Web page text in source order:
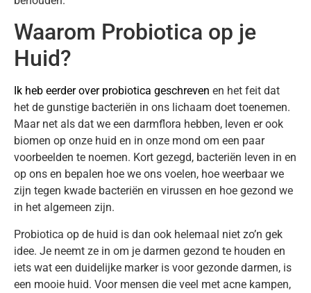
Waarom Probiotica op je
Huid?
Ik heb eerder over probiotica geschreven en het feit dat
het de gunstige bacteriën in ons lichaam doet toenemen.
Maar net als dat we een darmflora hebben, leven er ook
biomen op onze huid en in onze mond om een paar
voorbeelden te noemen. Kort gezegd, bacteriën leven in en
op ons en bepalen hoe we ons voelen, hoe weerbaar we
zijn tegen kwade bacteriën en virussen en hoe gezond we
in het algemeen zijn.
Probiotica op de huid is dan ook helemaal niet zo’n gek
idee. Je neemt ze in om je darmen gezond te houden en
iets wat een duidelijke marker is voor gezonde darmen, is
een mooie huid. Voor mensen die veel met acne kampen,